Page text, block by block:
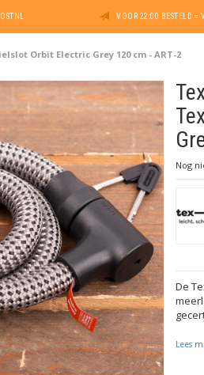
VOOR 22:00 BESTELD =
Orbit Electric Grey 120 cm - ART-2
Nog
De
Lees